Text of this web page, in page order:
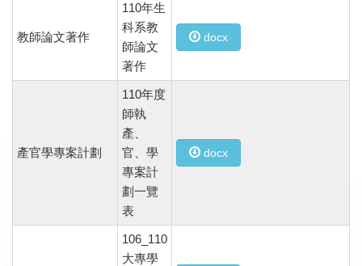
教師論文著作
110年生
科系教
師論文
著作
docx
產官學專案計劃
110年度
師執
產、
官、學
專案計
劃一覽
表
docx
106_110
大專學